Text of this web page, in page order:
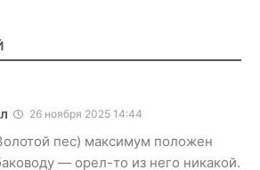
26 ноября 2025 14:44
пес) максимум положен
— орел-то из него никакой.